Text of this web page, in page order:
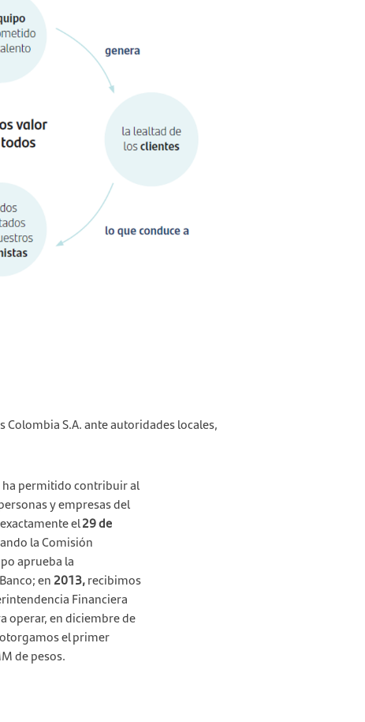
Colombia S.A. ante autoridades locales,
ha permitido contribuir al
y empresas del
el29 de
la Comisión
aprueba la
en 2013,recibimos
Financiera
operar, en diciembre de
el primer
de pesos.